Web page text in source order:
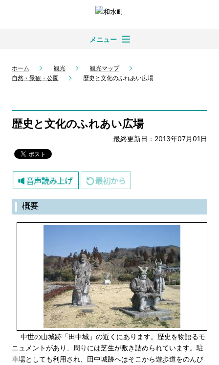
メニュー
ホーム 観光
観光マップ
自然・景観・公園
歴史と文化のふれあい広場
歴史と文化のふれあい広場
最終更新日：2013年07月01日
概要
中世の山城跡「田中城」の近くにあります。歴史を物語るモ
ニュメントがあり、周りには芝生が敷き詰められています。駐
車場としても利用され、田中城跡へはそこから遊歩道をのんび